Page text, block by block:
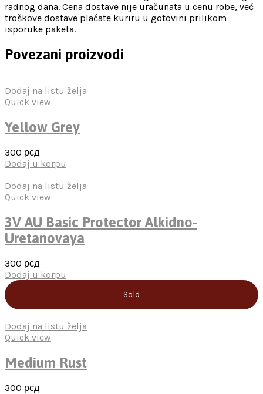
radnog dana. Cena dostave nije uračunata u cenu robe, već
troškove dostave plaćate kuriru u gotovini prilikom
isporuke paketa.
Povezani proizvodi
Dodaj na listu želja
Quick view
Yellow Grey
300 рсд
Dodaj u korpu
Dodaj na listu želja
Quick view
3V AU Basic Protector Alkidno-
Uretanovaya
300 рсд
Dodaj u korpu
Sold
Dodaj na listu želja
Quick view
Medium Rust
300 рсд